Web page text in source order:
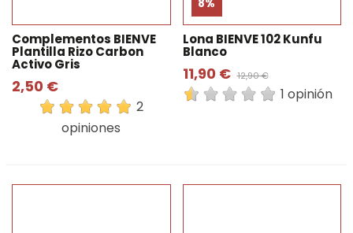
Complementos BIENVE
Plantilla Rizo Carbon
Activo Gris
2,50 €
2
opiniones
8%
Lona BIENVE 102 Kunfu
Blanco
11,90 € 12,90 €
1 opinión